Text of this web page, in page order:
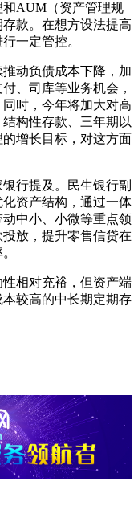
AUM（资产管理规
款。在想方设法提高
一定管控。
动负债成本下降，加
、司库等业务机会，
时，今年将加大对高
构性存款、三年期以
增长目标，对这方面
行提及。民生银行副
资产结构，通过一体
中小、小微等重点领
放，提升零售信贷在
相对充裕，但资产端
较高的中长期定期存